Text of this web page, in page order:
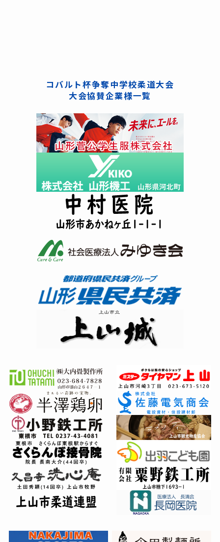
コバルト杯争奪中学校柔道大会
大会協賛企業様一覧